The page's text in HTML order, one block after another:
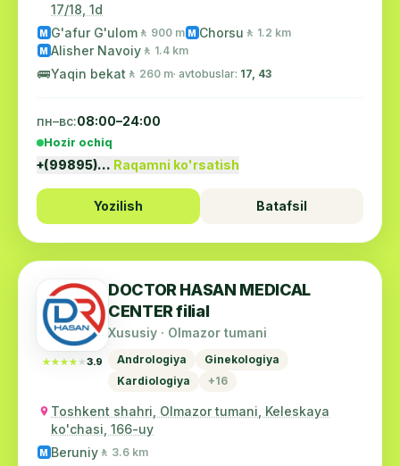
17/18, 1d
M G'afur G'ulom 🚶 900 m M Chorsu 🚶 1.2 km
M Alisher Navoiy 🚶 1.4 km
🚌Yaqin bekat 🚶 260 m· avtobuslar: 17, 43
пн–вс:08:00–24:00
Hozir ochiq
+(99895)… Raqamni ko'rsatish
Yozilish Batafsil
★★★★★
★★★★★3.9
DOCTOR HASAN MEDICAL
CENTER filial
Xususiy · Olmazor tumani
Andrologiya
Ginekologiya
Kardiologiya
+16
Toshkent shahri, Olmazor tumani, Keleskaya
ko'chasi, 166-uy
M Beruniy 🚶 3.6 km